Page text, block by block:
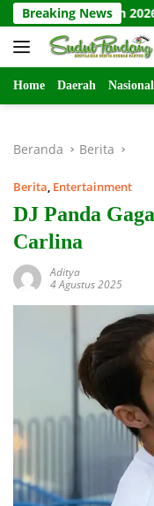
Langsung
ke
konten
Breaking News
Presiden 2026 Usai
Home Daerah Nasional
Beranda Berita
Berita, Entertainment
DJ Panda
Carlina
Aditya
4 Agustus 2025